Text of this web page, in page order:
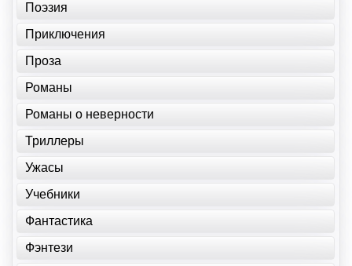
Поэзия
Приключения
Проза
Романы
Романы о неверности
Триллеры
Ужасы
Учебники
Фантастика
Фэнтези